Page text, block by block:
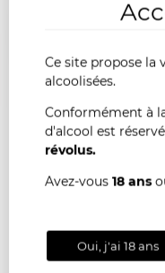
SAINT-EMILION
-
Ce site propose la
alcoolisées.
Conformément à
d'alcool est
révolus.
Avez-vous 18 ans
Oui, j'ai 18 ans